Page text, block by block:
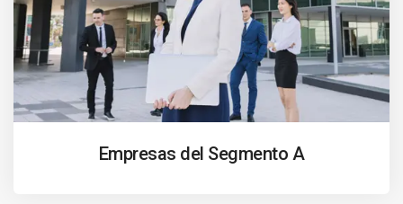
Empresas del Segmento A